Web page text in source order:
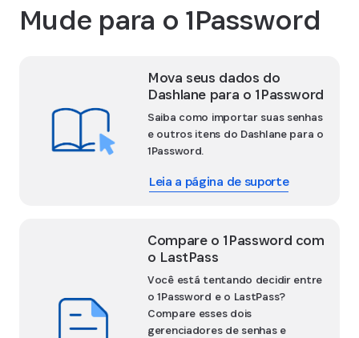
Mude para o 1Password
Mova seus dados do
Dashlane para o 1Password
Saiba como importar suas senhas
e outros itens do Dashlane para o
1Password.
Leia a página de suporte
Compare o 1Password com
o LastPass
Você está tentando decidir entre
o 1Password e o LastPass?
Compare esses dois
gerenciadores de senhas e